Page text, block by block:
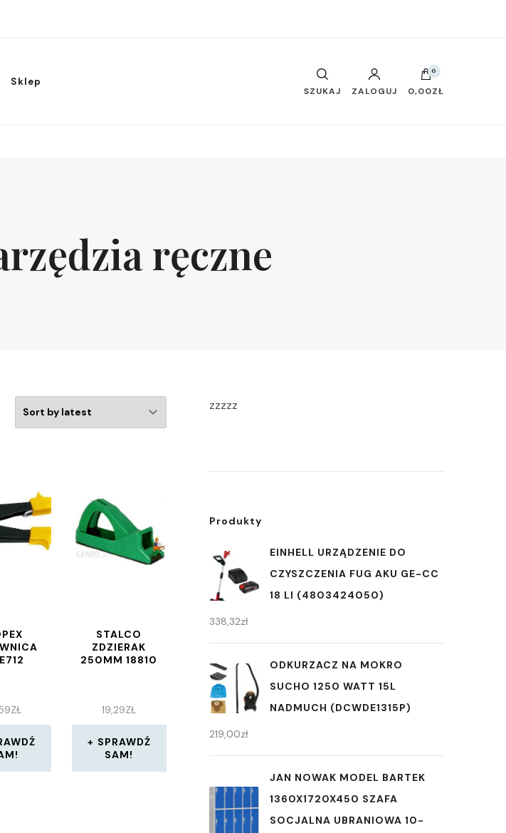
Sklep
SZUKAJ ZALOGUJ
0
0,00ZŁ
ręczne
ZŁ
STALCO
ZDZIERAK
250MM 18810
19,29ZŁ
SPRAWDŹ
SAM!
zzzzz
Produkty
EINHELL URZĄDZENIE DO
CZYSZCZENIA FUG AKU GE-CC
18 LI (4803424050)
338,32zł
ODKURZACZ NA MOKRO
SUCHO 1250 WATT 15L
NADMUCH (DCWDE1315P)
219,00zł
JAN NOWAK MODEL BARTEK
1360X1720X450 SZAFA
SOCJALNA UBRANIOWA 10-